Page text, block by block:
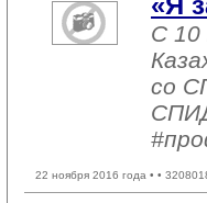
С 10
со
22 ноября 2016 года • •